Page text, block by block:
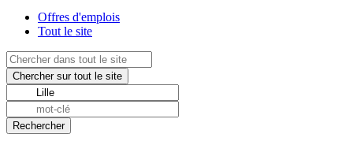
Offres d'emplois
Tout le site